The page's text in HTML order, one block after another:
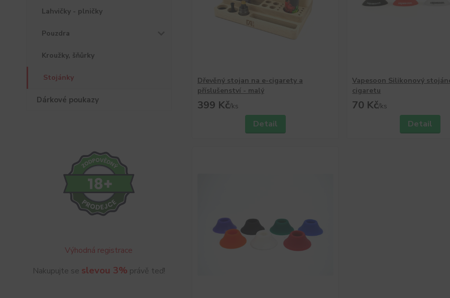
Lahvičky - plničky
Pouzdra
Kroužky, šňůrky
Stojánky
Dárkové poukazy
Výhodná registrace
Nakupujte se slevou 3% právě teď!
Dřevěný stojan na e-cigarety a
příslušenství - malý
399 Kč/ks
Detail
Vapesoon Silikonový
cigaretu
70 Kč/ks
Detail